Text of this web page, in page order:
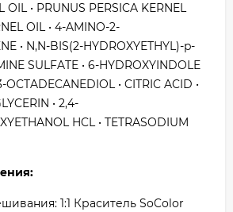
OIL • PRUNUS PERSICA KERNEL
OIL • 4-AMINO-2-
• N,N-BIS(2-HYDROXYETHYL)-p-
SULFATE • 6-HYDROXYINDOLE
OCTADECANEDIOL • CITRIC ACID •
• 2,4-
HCL • TETRASODIUM
1:1 Краситель SoColor